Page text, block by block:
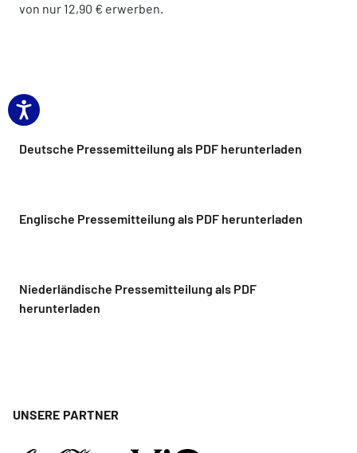
von nur 12,90 € erwerben.
Deutsche Pressemitteilung als PDF herunterladen
Englische Pressemitteilung als PDF herunterladen
Niederländische Pressemitteilung als PDF
herunterladen
UNSERE PARTNER